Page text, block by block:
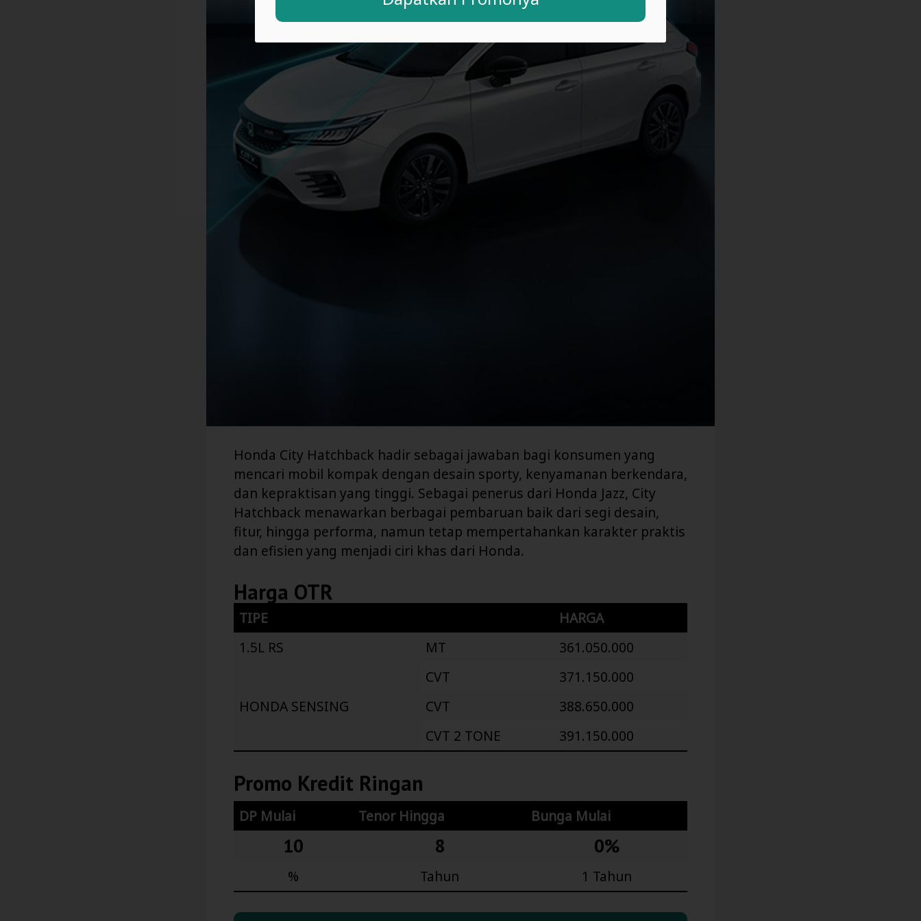
Honda City Hatchback hadir sebagai jawaban bagi konsumen yang
mencari mobil kompak dengan desain sporty, kenyamanan berkendara,
dan kepraktisan yang tinggi. Sebagai penerus dari Honda Jazz, City
Hatchback menawarkan berbagai pembaruan baik dari segi desain,
fitur, hingga performa, namun tetap mempertahankan karakter praktis
dan efisien yang menjadi ciri khas dari Honda.
Harga OTR
TIPE
HARGA
1.5L RS
MT
361.050.000
CVT
371.150.000
HONDA SENSING
CVT
388.650.000
CVT 2 TONE
391.150.000
Promo Kredit Ringan
DP Mulai Tenor Hingga Bunga Mulai
10 8 0%
% Tahun 1 Tahun